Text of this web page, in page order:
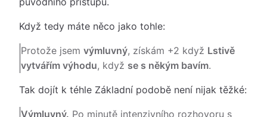
Když tedy máte něco jako tohle:
Protože jsemvýmluvný, získám +2 když Lstivě
vytvářím výhodu, když se s někým bavím.
Tak dojít k téhle Základní podobě není nijak těžké:
Výmluvný. Po minutě intenzivního rozhovoru s